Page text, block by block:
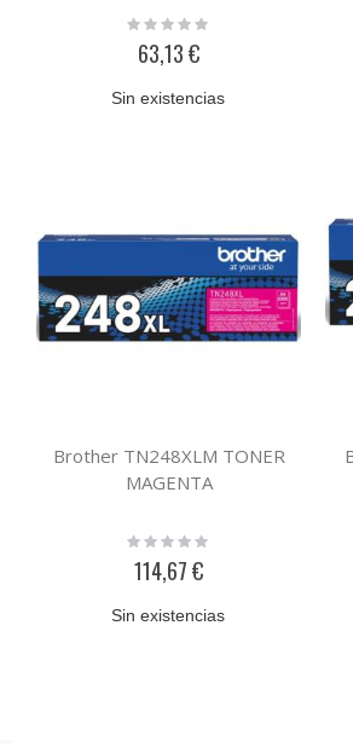
Rating:
63,13 €
Sin existencias
Brother TN248XLM TONER
MAGENTA
Rating:
114,67 €
Sin existencias